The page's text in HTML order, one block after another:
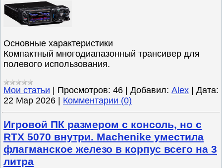
Основные характеристики
Компактный многодиапазонный трансивер для
полевого использования.
Мои статьи Просмотров: 46 Добавил: Alex
Дата:
22 Мар 2026
Комментарии (0)
Игровой ПК размером с консоль, но с
RTX 5070 внутри. Machenike уместила
флагманское железо в корпус всего на 3
литра